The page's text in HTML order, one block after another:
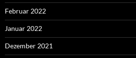
Februar 2022
Januar 2022
Dezember 2021